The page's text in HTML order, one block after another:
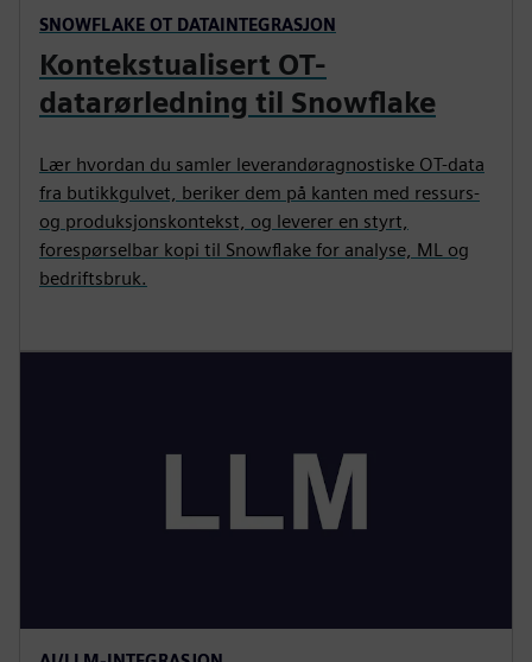
SNOWFLAKE OT DATAINTEGRASJON
Kontekstualisert OT-
datarørledning til Snowflake
Lær hvordan du samler leverandøragnostiske OT-data
fra butikkgulvet, beriker dem på kanten med ressurs-
og produksjonskontekst, og leverer en styrt,
forespørselbar kopi til Snowflake for analyse, ML og
bedriftsbruk.